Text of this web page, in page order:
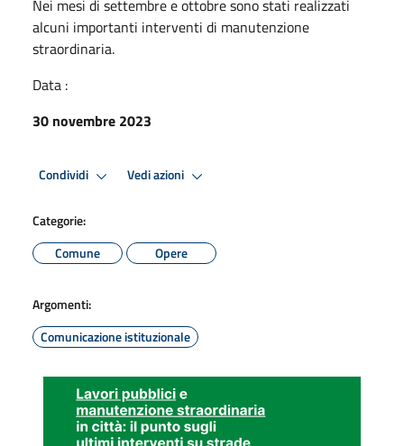
Nei mesi di settembre e ottobre sono stati realizzati
alcuni importanti interventi di manutenzione
straordinaria.
Data :
30 novembre 2023
Condividi Vedi azioni
Categorie:
Comune
Opere
Argomenti:
Comunicazione istituzionale